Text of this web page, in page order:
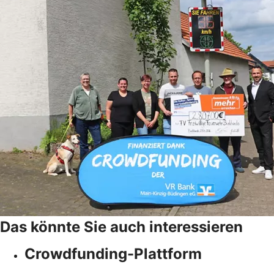
Das könnte Sie auch interessieren
Crowdfunding-Plattform